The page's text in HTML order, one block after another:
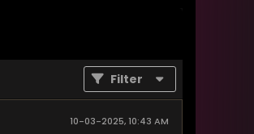
Filter
10-03-2025, 10:43 AM